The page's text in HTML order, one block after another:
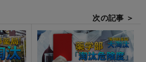
次の記事 ＞